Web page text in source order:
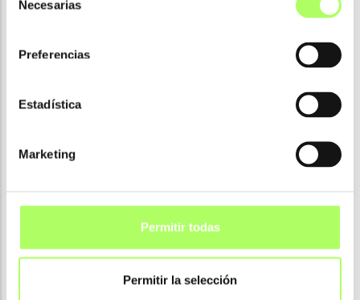
Necesarias
Preferencias
Estadística
Marketing
Permitir todas
Permitir la selección